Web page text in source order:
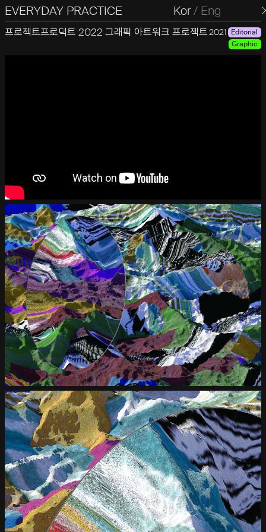
EVERYDAY PRACTICE
일상의실천 Kor/ Eng
프로젝트프로덕트 2022 그래픽 아트워크 프로젝트2021 Editorial
Graphic